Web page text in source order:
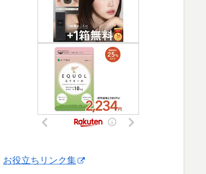
お役立ちリンク集